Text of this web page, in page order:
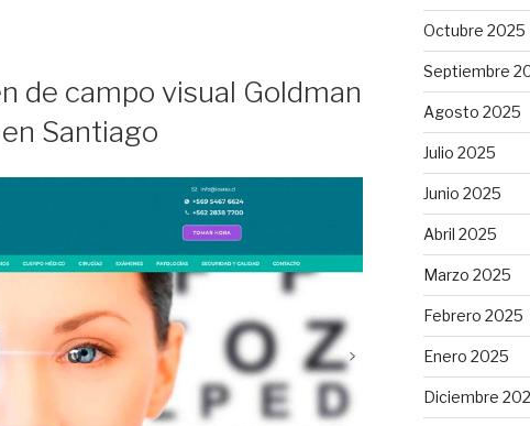
de campo visual Goldman
Santiago
Octubre 2025
Septiembre
Agosto 2025
Julio 2025
Junio 2025
Abril 2025
Marzo 2025
Febrero 2025
Enero 2025
Diciembre